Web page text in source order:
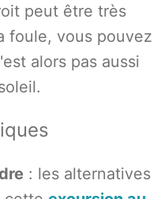
peut être très
foule, vous pouvez
alors pas aussi
: les alternatives